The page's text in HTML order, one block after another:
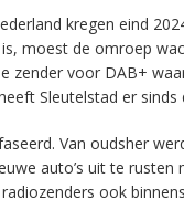
kregen eind
moest de omroep
zender voor DAB+
Sleutelstad er sinds
Van oudsher
auto’s uit te
ook